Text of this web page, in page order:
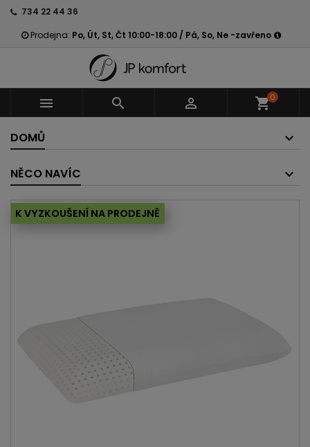
734 22 44 36
Prodejna: Po, Út, St, Čt 10:00-18:00 / Pá, So, Ne -zavřeno
   shopping_cart0
DOMŮ
NĚCO NAVÍC
K VYZKOUŠENÍ NA PRODEJNĚ